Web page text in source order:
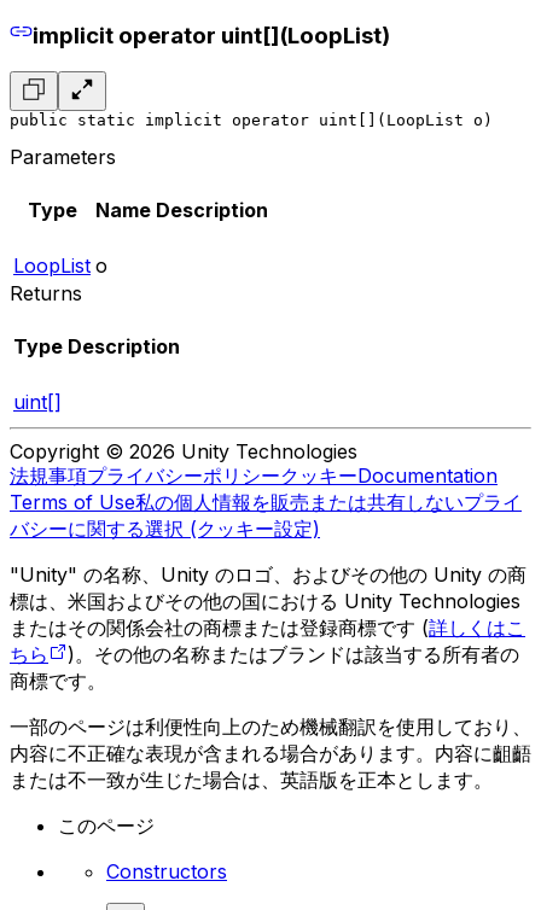
implicit operator uint[](LoopList)
public static implicit operator uint[](LoopList o)
Parameters
Type Name Description
LoopList o
Returns
Type Description
uint[]
Copyright © 2026 Unity Technologies
法規事項プライバシーポリシークッキーDocumentation
Terms of Use私の個人情報を販売または共有しないプライ
バシーに関する選択 (クッキー設定)
"Unity" の名称、Unity のロゴ、およびその他の Unity の商
標は、米国およびその他の国における Unity Technologies
またはその関係会社の商標または登録商標です (詳しくはこ
ちら
)。その他の名称またはブランドは該当する所有者の
商標です。
一部のページは利便性向上のため機械翻訳を使用しており、
内容に不正確な表現が含まれる場合があります。内容に齟齬
または不一致が生じた場合は、英語版を正本とします。
このページ
Constructors